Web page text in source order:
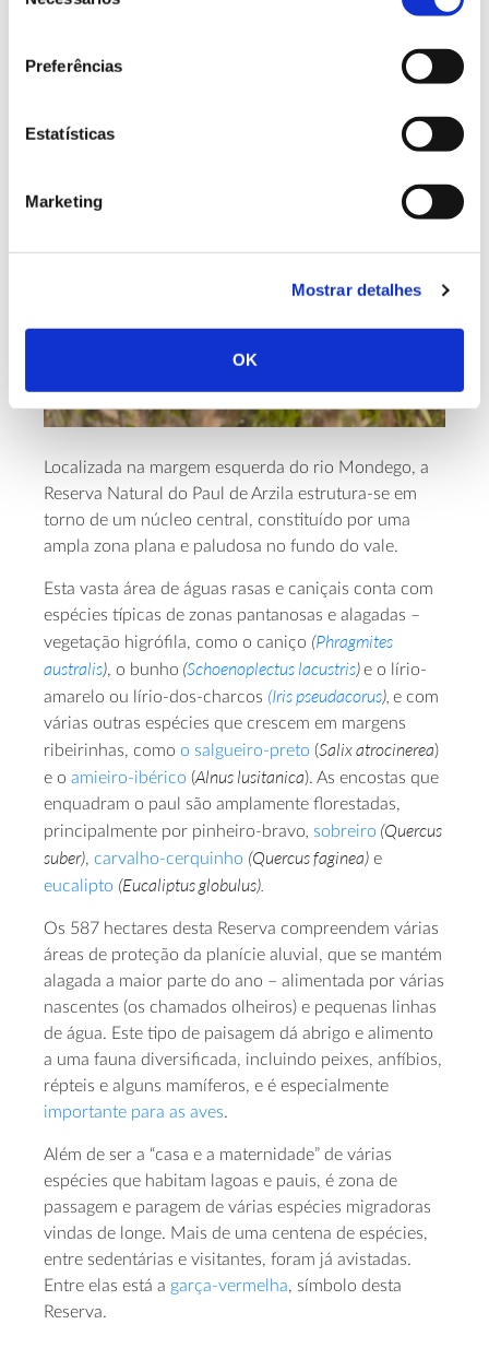
Preferências
Estatísticas
Marketing
Mostrar detalhes
OK
Localizada na margem esquerda do rio Mondego, a
Reserva Natural do Paul de Arzila estrutura-se em
torno de um núcleo central, constituído por uma
ampla zona plana e paludosa no fundo do vale.
Esta vasta área de águas rasas e caniçais conta com
espécies típicas de zonas pantanosas e alagadas –
vegetação higrófila, como o caniço (Phragmites
australis), o bunho (Schoenoplectus lacustris)e o lírio-
amarelo ou lírio-dos-charcos (Iris pseudacorus), e com
várias outras espécies que crescem em margens
ribeirinhas, como o salgueiro-preto (Salix atrocinerea)
e o amieiro-ibérico (Alnus lusitanica). As encostas que
enquadram o paul são amplamente florestadas,
principalmente por pinheiro-bravo sobreiro (Quercus
suber), carvalho-cerquinho (Quercus faginea) e
eucalipto (Eucaliptus globulus).
Os 587 hectares desta Reserva compreendem várias
áreas de proteção da planície aluvial, que se mantém
alagada a maior parte do ano – alimentada por várias
nascentes (os chamados olheiros) e pequenas linhas
de água. Este tipo de paisagem dá abrigo e alimento
a uma fauna diversificada, incluindo peixes, anfíbios,
répteis e alguns mamíferos, e é especialmente
importante para as aves.
Além de ser a “casa e a maternidade” de várias
espécies que habitam lagoas e pauis, é zona de
passagem e paragem de várias espécies migradoras
vindas de longe. Mais de uma centena de espécies,
entre sedentárias e visitantes, foram já avistadas.
Entre elas está a garça-vermelha, símbolo desta
Reserva.